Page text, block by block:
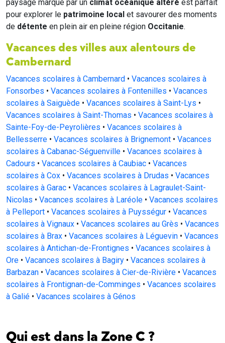
paysage marqué par un climat océanique altéré est parfait
pour explorer le patrimoine local et savourer des moments
de détente en plein air en pleine région Occitanie.
Vacances des villes aux alentours de
Cambernard
Vacances scolaires à Cambernard • Vacances scolaires à
Fonsorbes • Vacances scolaires à Fontenilles • Vacances
scolaires à Saiguède • Vacances scolaires à Saint-Lys •
Vacances scolaires à Saint-Thomas • Vacances scolaires à
Sainte-Foy-de-Peyrolières • Vacances scolaires à
Bellesserre • Vacances scolaires à Brignemont • Vacances
scolaires à Cabanac-Séguenville • Vacances scolaires à
Cadours • Vacances scolaires à Caubiac • Vacances
scolaires à Cox • Vacances scolaires à Drudas • Vacances
scolaires à Garac • Vacances scolaires à Lagraulet-Saint-
Nicolas • Vacances scolaires à Laréole • Vacances scolaires
à Pelleport • Vacances scolaires à Puysségur • Vacances
scolaires à Vignaux • Vacances scolaires au Grès • Vacances
scolaires à Brax • Vacances scolaires à Léguevin • Vacances
scolaires à Antichan-de-Frontignes • Vacances scolaires à
Ore • Vacances scolaires à Bagiry • Vacances scolaires à
Barbazan • Vacances scolaires à Cier-de-Rivière • Vacances
scolaires à Frontignan-de-Comminges • Vacances scolaires
à Galié • Vacances scolaires à Génos
Qui est dans la Zone C ?